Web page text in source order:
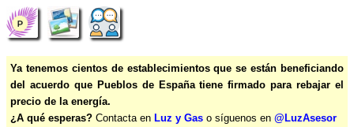
Ya tenemos cientos de establecimientos que se están beneficiando
del acuerdo que Pueblos de España tiene firmado para rebajar el
precio de la energía.
¿A qué esperas? Contacta en Luz y Gas o síguenos en @LuzAsesor